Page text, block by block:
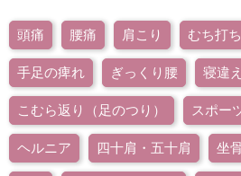
頭痛 腰痛 肩こり むち打
手足の痺れ ぎっくり腰 寝違え
こむら返り（足のつり） スポー
ヘルニア 四十肩・五十肩 坐